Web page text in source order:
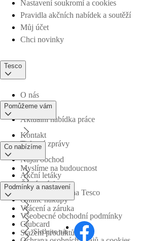
Nastavení soukromí a cookies
Pravidla akčních nabídek a soutěží
Můj účet
Chci novinky
Tesco
O nás
Aktuální nabídka práce
Tiskové zprávy
Myslíme na budoucnost
Obchodní skupina Tesco
Pomůžeme vám
Kontakt
Najdi obchod
Časté otázky
Vrácení a záruka
Stažení produktů
Co nabízíme
Akční letáky
Online nákupy
Clubcard
Podmínky a nastavení
Všeobecné obchodní podmínky
Sledujte nás